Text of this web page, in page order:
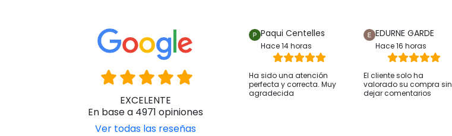
EXCELENTE
En base a 4971 opiniones
Ver todas las reseñas
Paqui Centelles
Hace 14 horas
Ha sido una atención
perfecta y correcta. Muy
agradecida
EDURNE GARDE
Hace 16 horas
El cliente solo ha
valorado su compra sin
dejar comentarios